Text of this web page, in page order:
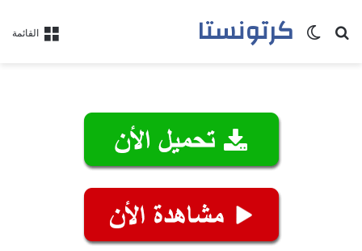
القائمة كرتونستابحث عنالوضع المظلم